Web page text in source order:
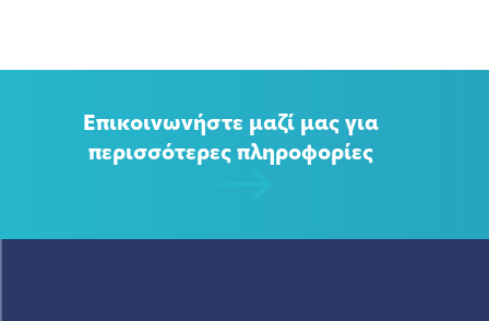
Επικοινωνήστε μαζί μας για
περισσότερες πληροφορίες